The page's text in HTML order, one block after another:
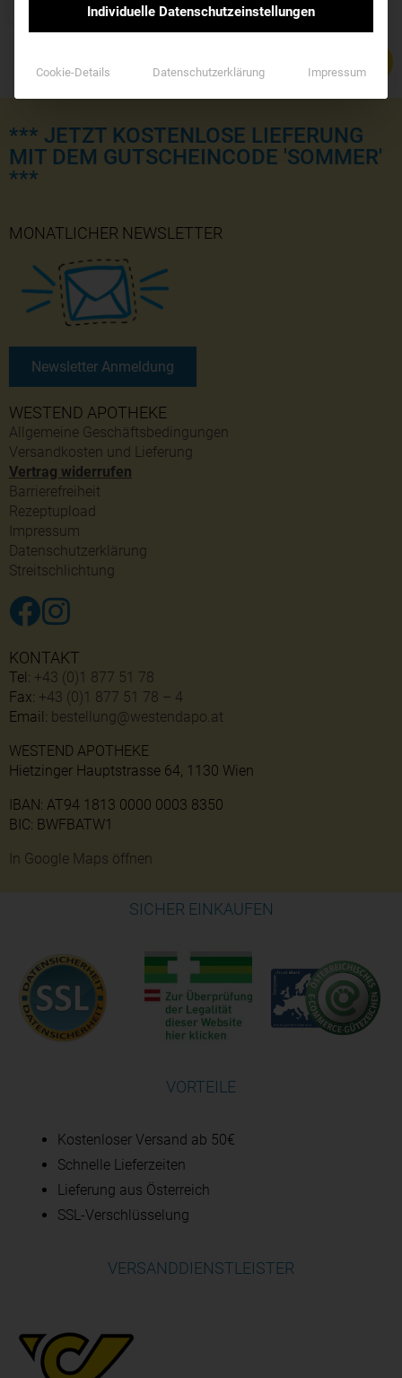
*** JETZT KOSTENLOSE LIEFERUNG
MIT DEM GUTSCHEINCODE 'SOMMER'
***
WESTEND APOTHEKE
Allgemeine Geschäftsbedingungen
Versandkosten und Lieferung
Vertrag widerrufen
Barrierefreiheit
Rezeptupload
Impressum
Datenschutzerklärung
Streitschlichtung
MONATLICHER NEWSLETTER
Newsletter Anmeldung
KONTAKT
Tel: +43 (0)1 877 51 78
Fax: +43 (0)1 877 51 78 – 4
Email: bestellung@westendapo.at
WESTEND APOTHEKE
Hietzinger Hauptstrasse 64, 1130 Wien
IBAN: AT94 1813 0000 0003 8350
BIC: BWFBATW1
In Google Maps öffnen
SICHER EINKAUFEN
VORTEILE
Kostenloser Versand ab 50€
Schnelle Lieferzeiten
Lieferung aus Österreich
SSL-Verschlüsselung
VERSANDDIENSTLEISTER
Individuelle Datenschutzeinstellungen
Cookie-Details Datenschutzerklärung Impressum